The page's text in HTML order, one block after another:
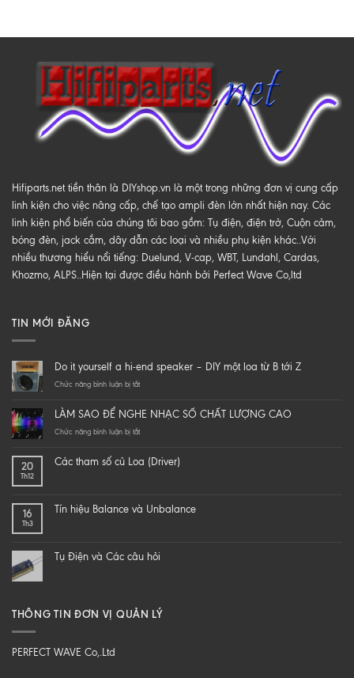
Hifiparts.net tiền thân là DIYshop.vn là một trong những đơn vị cung cấp
linh kiện cho việc nâng cấp, chế tạo ampli đèn lớn nhất hiện nay. Các
linh kiện phổ biến của chúng tôi bao gồm: Tụ điện, điện trở, Cuộn cảm,
bóng đèn, jack cắm, dây dẫn các loại và nhiều phụ kiện khác..Với
nhiều thương hiểu nổi tiếng: Duelund, V-cap, WBT, Lundahl, Cardas,
Khozmo, ALPS..Hiện tại được điều hành bởi Perfect Wave Co,ltd
TIN MỚI ĐĂNG
Do it yourself a hi-end speaker – DIY một loa từ B tới Z
Chức năng bình luận bị tắtở
yourself
a
speaker
loa
Z
LÀM SAO ĐỂ NGHE NHẠC SỐ CHẤT LƯỢNG CAO
Chức năng bình luận bị tắtở
ĐỂ
CHẤT
20
Th12
Các tham số củ Loa (Driver)
16
Th3
Tín hiệu Balance và Unbalance
Tụ Điện và Các câu hỏi
THÔNG TIN ĐƠN VỊ QUẢN LÝ
PERFECT WAVE Co,.Ltd